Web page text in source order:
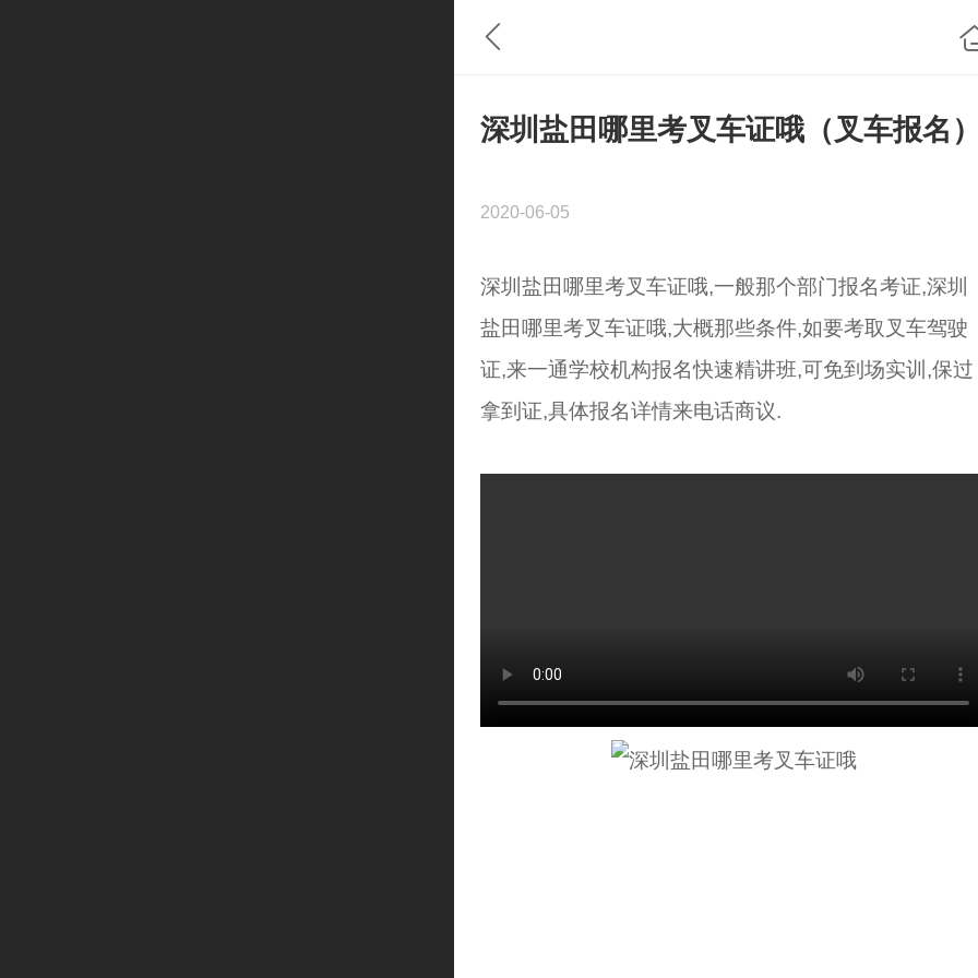
深圳盐田哪里考叉车证哦（叉车报名
2020-06-05
深圳盐田哪里考叉车证哦,一般那个部门报名考证,深圳
盐田哪里考叉车证哦,大概那些条件,如要考取叉车驾驶
证,来一通学校机构报名快速精讲班,可免到场实训,保过
拿到证,具体报名详情来电话商议.